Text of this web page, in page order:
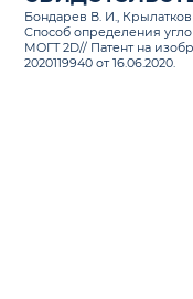
Бондарев В. И.,
Способ определения
МОГТ 2D// Патент на
2020119940 от 16.06.2020.